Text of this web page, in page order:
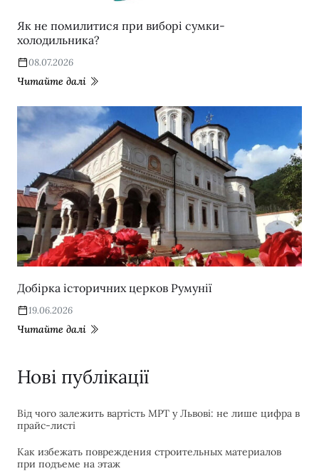
Як не помилитися при виборі сумки-
холодильника?
08.07.2026
Читайте далі
Добірка історичних церков Румунії
19.06.2026
Читайте далі
Нові публікації
Від чого залежить вартість МРТ у Львові: не лише цифра в
прайс-листі
Как избежать повреждения строительных материалов
при подъеме на этаж